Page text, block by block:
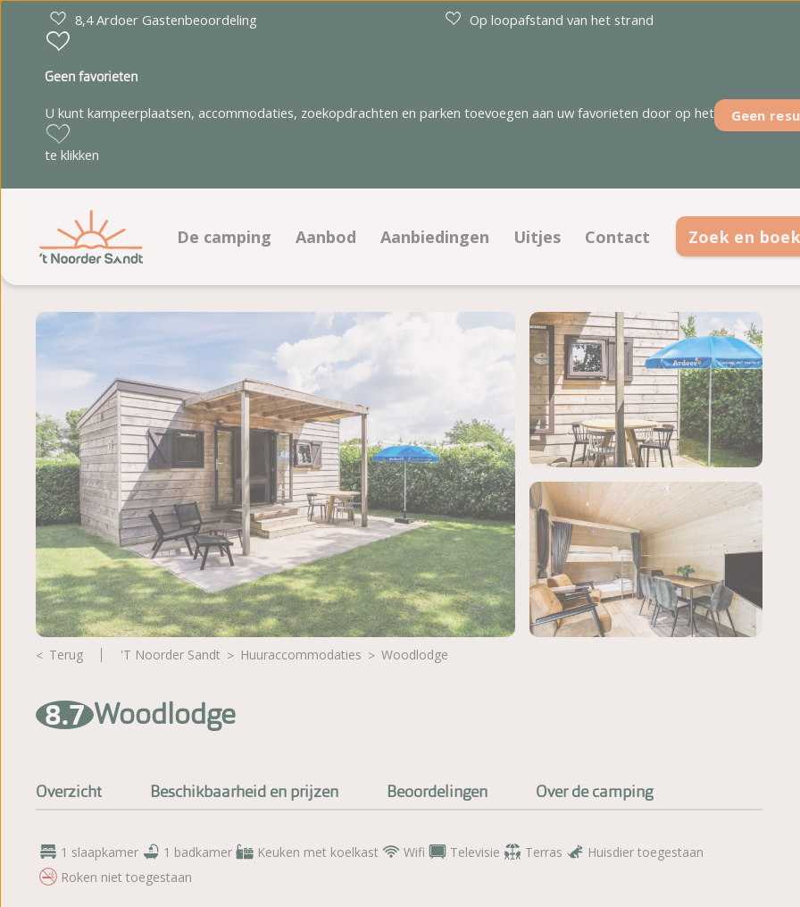
8,4 Ardoer Gastenbeoordeling Op loopafstand van het strand
Geen
Geen favorieten
U kunt kampeerplaatsen, accommodaties, zoekopdrachten en parken toevoegen aan uw favorieten door op het
te klikken
De camping
Faciliteiten
Plattegrond
Fotoalbum
Beoordelingen
Aanbod
Kampeerplaatsen
Accommodaties
Aanbiedingen
Aanbiedingen kampeerplaatsen
Aanbiedingen accommodaties
Uitjes Contact
Contactinformatie
Veelgestelde vragen
Ontmoet het team
Zoek en boek
Terug 't Noorder Sandt huuraccommodaties Woodlodge
8.7 Woodlodge
Overzicht Beschikbaarheid en prijzen Beoordelingen Over de camping
1 slaapkamer 1 badkamer Keuken met koelkast Wifi Televisie Terras
Huisdier toegestaan
Roken niet toegestaan